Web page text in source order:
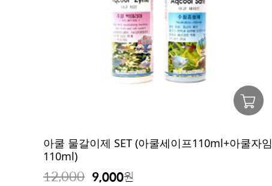
아쿨 물갈이제 SET (아쿨세이프110ml+아쿨자임
110ml)
12,000 9,000원